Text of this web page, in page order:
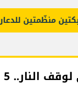
للدعارة!